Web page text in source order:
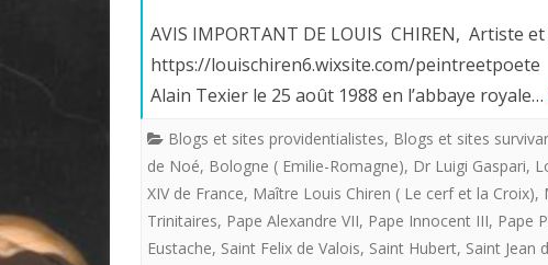
AVIS IMPORTANT DE LOUIS CHIREN, Artiste
https://louischiren6.wixsite.com/
Alain Texier le 25 août 1988 en l’abbaye royale…
Blogs et sites providentialistes, Blogs et sites
de Noé, Bologne ( Emilie-Romagne), Dr Luigi Gaspari,
XIV de France, Maître Louis Chiren ( Le cerf et la Croix),
Trinitaires, Pape Alexandre VII, Pape Innocent III, Pape
Eustache, Saint Felix de Valois, Saint Hubert, Saint Jean